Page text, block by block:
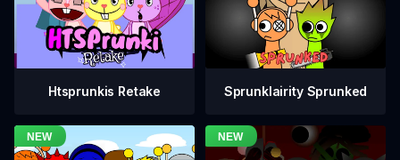
Htsprunkis Retake Sprunklairity Sprunked